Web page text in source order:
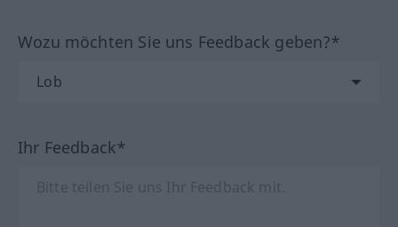
Wozu möchten Sie uns Feedback geben?*
Ihr Feedback*